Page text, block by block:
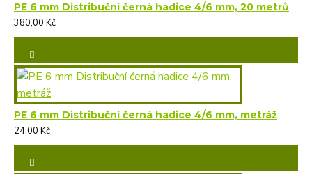
PE 6 mm Distribuční černá hadice 4/6 mm, 20 metrů
380,00 Kč
PE 6 mm Distribuční černá hadice 4/6 mm, metráž
24,00 Kč